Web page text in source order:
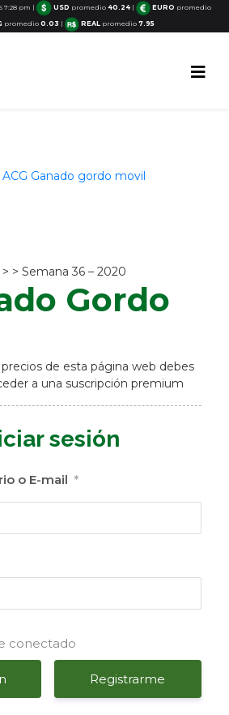
7:28 pm | USD promedio40.24 | EURO promedio
promedio 0.03 | REALpromedio 7.95
> > Semana 36 – 2020
Gordo
de esta página web debes
a una suscripción premium
sesión
o E-mail *
conectado
Registrarme